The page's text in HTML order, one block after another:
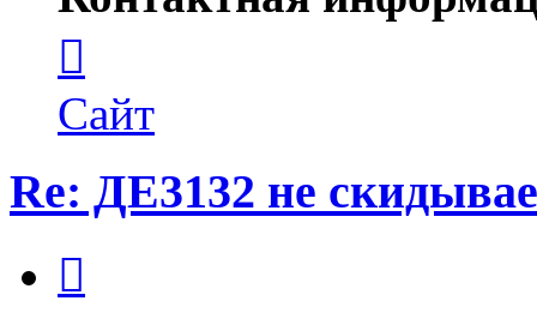
пользователя
Бегемот
Сайт
Re: ДЕ3132 не